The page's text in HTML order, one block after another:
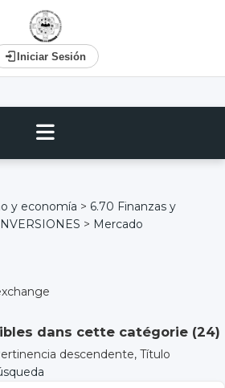
Iniciar Sesión
y economía > 6.70 Finanzas y
> Mercado
dans cette catégorie (24)
descendente, Título